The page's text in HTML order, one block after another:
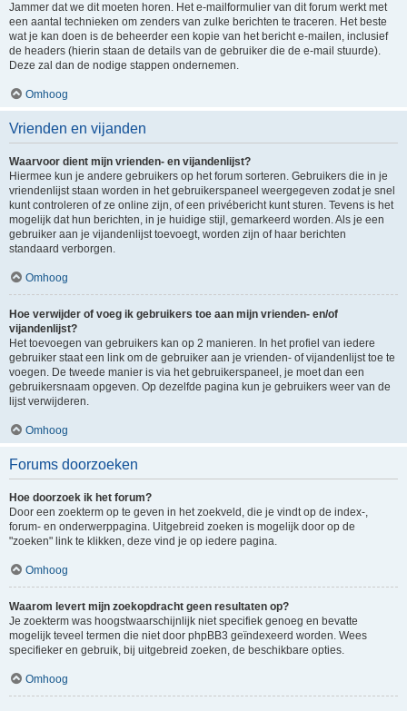
Jammer dat we dit moeten horen. Het e-mailformulier van dit forum werkt met
een aantal technieken om zenders van zulke berichten te traceren. Het beste
wat je kan doen is de beheerder een kopie van het bericht e-mailen, inclusief
de headers (hierin staan de details van de gebruiker die de e-mail stuurde).
Deze zal dan de nodige stappen ondernemen.
Omhoog
Vrienden en vijanden
Waarvoor dient mijn vrienden- en vijandenlijst?
Hiermee kun je andere gebruikers op het forum sorteren. Gebruikers die in je
vriendenlijst staan worden in het gebruikerspaneel weergegeven zodat je snel
kunt controleren of ze online zijn, of een privébericht kunt sturen. Tevens is het
mogelijk dat hun berichten, in je huidige stijl, gemarkeerd worden. Als je een
gebruiker aan je vijandenlijst toevoegt, worden zijn of haar berichten
standaard verborgen.
Omhoog
Hoe verwijder of voeg ik gebruikers toe aan mijn vrienden- en/of
vijandenlijst?
Het toevoegen van gebruikers kan op 2 manieren. In het profiel van iedere
gebruiker staat een link om de gebruiker aan je vrienden- of vijandenlijst toe te
voegen. De tweede manier is via het gebruikerspaneel, je moet dan een
gebruikersnaam opgeven. Op dezelfde pagina kun je gebruikers weer van de
lijst verwijderen.
Omhoog
Forums doorzoeken
Hoe doorzoek ik het forum?
Door een zoekterm op te geven in het zoekveld, die je vindt op de index-,
forum- en onderwerppagina. Uitgebreid zoeken is mogelijk door op de
"zoeken" link te klikken, deze vind je op iedere pagina.
Omhoog
Waarom levert mijn zoekopdracht geen resultaten op?
Je zoekterm was hoogstwaarschijnlijk niet specifiek genoeg en bevatte
mogelijk teveel termen die niet door phpBB3 geïndexeerd worden. Wees
specifieker en gebruik, bij uitgebreid zoeken, de beschikbare opties.
Omhoog